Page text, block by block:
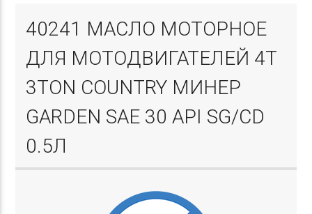
40241 МАСЛО МОТОРНОЕ
ДЛЯ МОТОДВИГАТЕЛЕЙ 4Т
3TON COUNTRY МИНЕР
GARDEN SAE 30 API SG/CD
0.5Л